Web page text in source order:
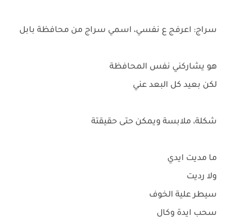
سراج: اعرفج ع نفسي، اسمي سراج من محافظة بابل
هو يشاركني نفس المحافظة
لكن بعيد كل البعد عني
شكلة، ملابسة ويمكن حتى حقيقتة
ما مديت ايدي
ولا رديت
سيطر علية الخوف
سحب ايدة وكال